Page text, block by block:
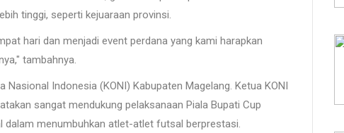
tinggi, seperti kejuaraan provinsi.
hari dan menjadi event perdana yang kami harapkan
tambahnya.
Nasional Indonesia (KONI) Kabupaten Magelang. Ketua KONI
sangat mendukung pelaksanaan Piala Bupati Cup
dalam menumbuhkan atlet-atlet futsal berprestasi.